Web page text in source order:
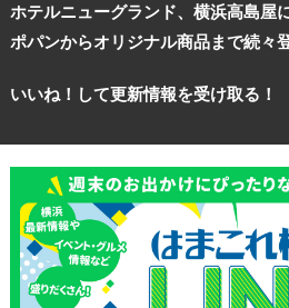
ホテルニューグランド、横浜高島屋
ポパンからオリジナル商品まで続々
いいね！して更新情報を受け取る！
ランキング
ブログ記事